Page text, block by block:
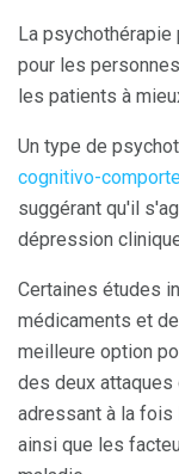
La
pour les
les patients à
Un type de
cognitivo-
suggérant qu'il
dépression
Certaines études
médicaments et
meilleure option
des deux
adressant à la
ainsi que les